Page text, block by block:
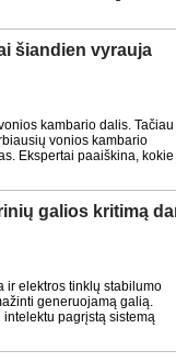
šiandien vyrauja
kambario dalis. Tačiau
vonios kambario
Ekspertai paaiškina, kokie
galios kritimą
ir elektros tinklų stabilumo
generuojamą galią.
pagrįstą sistemą